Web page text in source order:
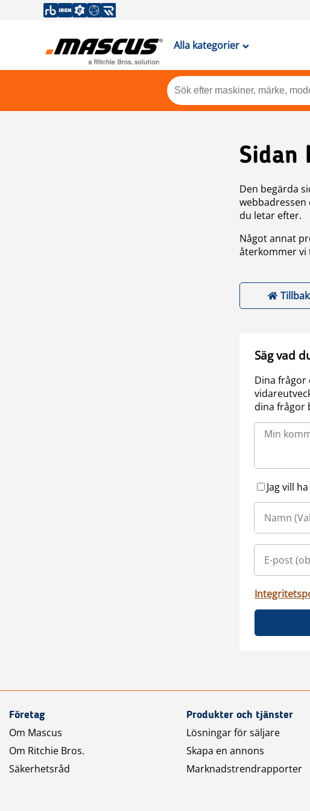
Alla kategorier
Sidan
Den begärda
du letar efter.
Något annat
återkommer vi
Säg vad
Dina frågor
dina frågor
Jag vill
Företag
Om Mascus
Om Ritchie Bros.
Säkerhetsråd
Produkter och tjänster
Lösningar för säljare
Skapa en annons
Marknadstrendrapporter